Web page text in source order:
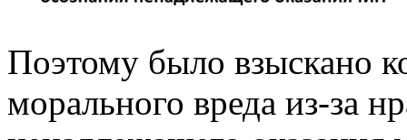
Поэтому было взыскано
морального вреда из-за